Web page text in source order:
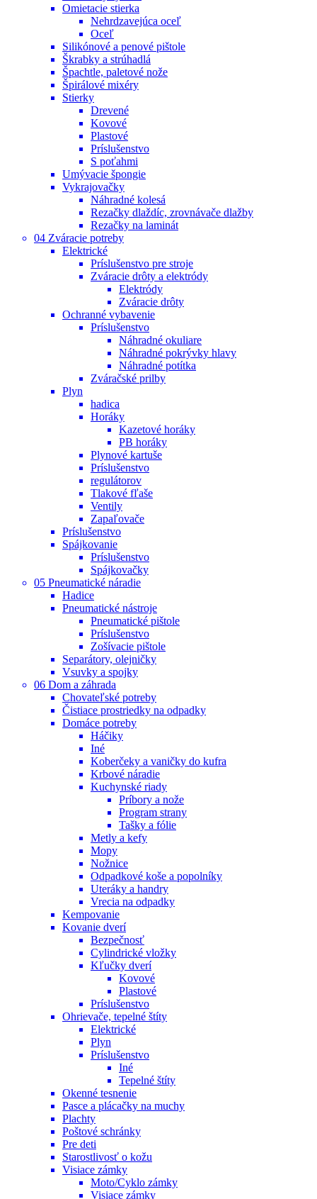
Omietacie stierka
Nehrdzavejúca oceľ
Oceľ
Silikónové a penové pištole
Škrabky a strúhadlá
Špachtle, paletové nože
Špirálové mixéry
Stierky
Drevené
Kovové
Plastové
Príslušenstvo
S poťahmi
Umývacie špongie
Vykrajovačky
Náhradné kolesá
Rezačky dlaždíc, zrovnávače dlažby
Rezačky na laminát
04 Zváracie potreby
Elektrické
Príslušenstvo pre stroje
Zváracie drôty a elektródy
Elektródy
Zváracie drôty
Ochranné vybavenie
Príslušenstvo
Náhradné okuliare
Náhradné pokrývky hlavy
Náhradné potítka
Zváračské prilby
Plyn
hadica
Horáky
Kazetové horáky
PB horáky
Plynové kartuše
Príslušenstvo
regulátorov
Tlakové fľaše
Ventily
Zapaľovače
Príslušenstvo
Spájkovanie
Príslušenstvo
Spájkovačky
05 Pneumatické náradie
Hadice
Pneumatické nástroje
Pneumatické pištole
Príslušenstvo
Zošívacie pištole
Separátory, olejničky
Vsuvky a spojky
06 Dom a záhrada
Chovateľské potreby
Čistiace prostriedky na odpadky
Domáce potreby
Háčiky
Iné
Koberčeky a vaničky do kufra
Krbové náradie
Kuchynské riady
Príbory a nože
Program strany
Tašky a fólie
Metly a kefy
Mopy
Nožnice
Odpadkové koše a popolníky
Uteráky a handry
Vrecia na odpadky
Kempovanie
Kovanie dverí
Bezpečnosť
Cylindrické vložky
Kľučky dverí
Kovové
Plastové
Príslušenstvo
Ohrievače, tepelné štíty
Elektrické
Plyn
Príslušenstvo
Iné
Tepelné štíty
Okenné tesnenie
Pasce a plácačky na muchy
Plachty
Poštové schránky
Pre deti
Starostlivosť o kožu
Visiace zámky
Moto/Cyklo zámky
Visiace zámky